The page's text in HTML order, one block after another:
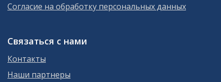
Согласие на обработку персональных данных
Связаться с нами
Контакты
Наши партнеры